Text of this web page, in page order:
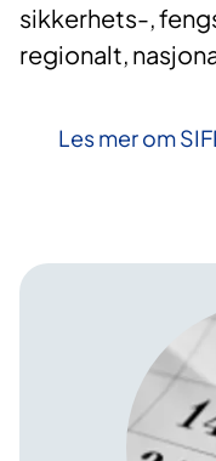
sikkerhets-,
regionalt,
Les mer om